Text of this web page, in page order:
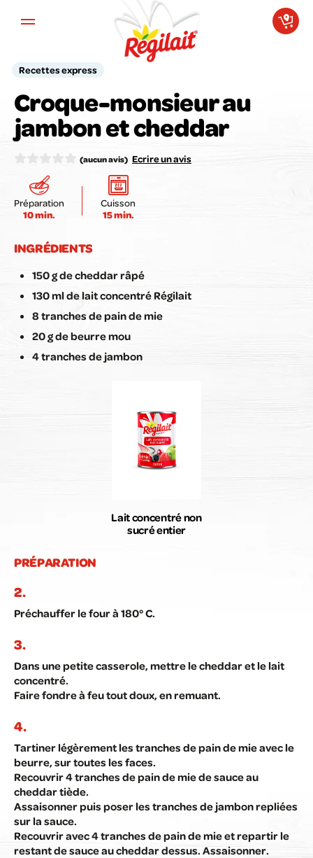
Recettes express
Croque-monsieur au
jambon et cheddar
(aucun avis) Ecrire un avis
Votre avis compte pour nous !
Notez la recette ici :
Envoyer mon avis
Préparation
10 min.
Cuisson
15 min.
INGRÉDIENTS
150 g de cheddar râpé
130 ml de lait concentré Régilait
8 tranches de pain de mie
20 g de beurre mou
4 tranches de jambon
Lait concentré non
sucré entier
PRÉPARATION
Préchauffer le four à 180° C.
Dans une petite casserole, mettre le cheddar et le lait
concentré.
Faire fondre à feu tout doux, en remuant.
Tartiner légèrement les tranches de pain de mie avec le
beurre, sur toutes les faces.
Recouvrir 4 tranches de pain de mie de sauce au
cheddar tiède.
Assaisonner puis poser les tranches de jambon repliées
sur la sauce.
Recouvrir avec 4 tranches de pain de mie et repartir le
restant de sauce au cheddar dessus. Assaisonner.